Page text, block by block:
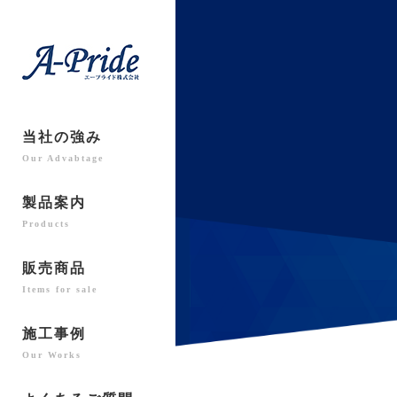
当社の強み
Our Advabtage
製品案内
Products
販売商品
Items for sale
施工事例
Our Works